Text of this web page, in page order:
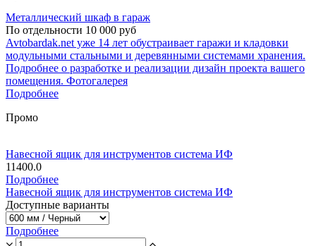
Металлический шкаф в гараж
По отдельности 10 000 руб
Avtobardak.net уже 14 лет обустраивает гаражи и кладовки
модульными стальными и деревянными системами хранения.
Подробнее о разработке и реализации дизайн проекта вашего
помещения. Фотогалерея
Подробнее
Промо
Навесной ящик для инструментов система ИФ
11400.0
Подробнее
Навесной ящик для инструментов система ИФ
Доступные варианты
Подробнее